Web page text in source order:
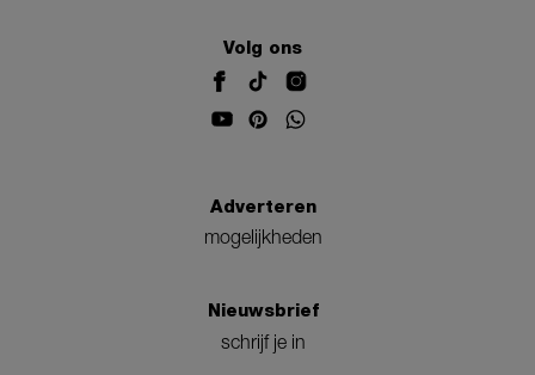
Volg ons
Adverteren
mogelijkheden
Nieuwsbrief
schrijf je in